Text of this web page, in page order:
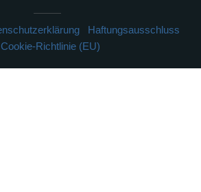
Haftungsausschluss
Cookie-Richtlinie (EU)